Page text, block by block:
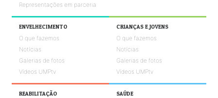
Representações em parceria
ENVELHECIMENTO
O que fazemos
Notícias
Galerias de fotos
Vídeos UMPtv
CRIANÇAS E JOVENS
O que fazemos
Notícias
Galerias de fotos
Vídeos UMPtv
REABILITAÇÃO SAÚDE